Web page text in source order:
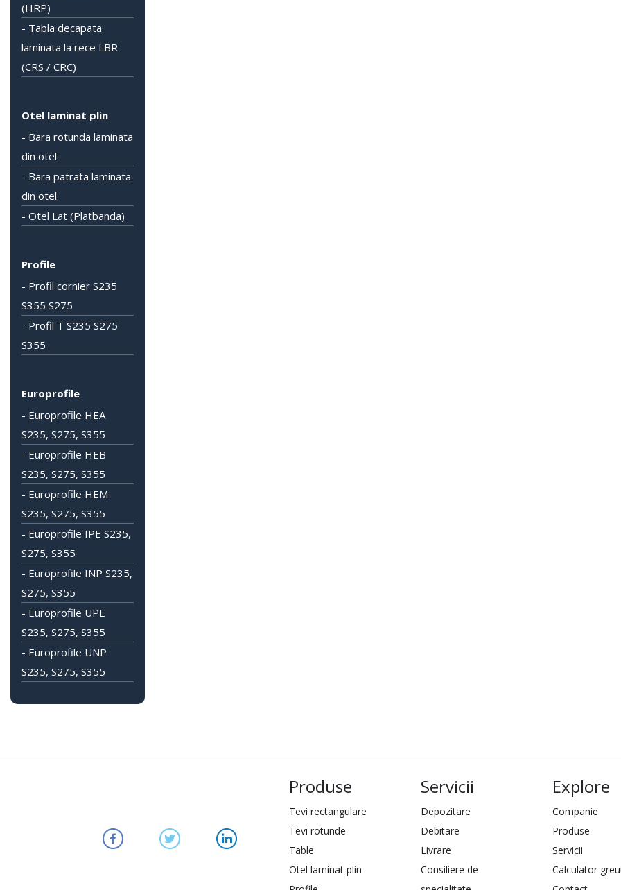
(HRP)
- Tabla decapata
laminata la rece LBR
(CRS / CRC)
Otel laminat plin
- Bara rotunda laminata
din otel
- Bara patrata laminata
din otel
- Otel Lat (Platbanda)
Profile
- Profil cornier S235
S355 S275
- Profil T S235 S275
S355
Europrofile
- Europrofile HEA
S235, S275, S355
- Europrofile HEB
S235, S275, S355
- Europrofile HEM
S235, S275, S355
- Europrofile IPE S235,
S275, S355
- Europrofile INP S235,
S275, S355
- Europrofile UPE
S235, S275, S355
- Europrofile UNP
S235, S275, S355
Produse
Tevi rectangulare
Tevi rotunde
Table
Otel laminat plin
Servicii
Depozitare
Debitare
Livrare
Consiliere de
Explore
Companie
Produse
Servicii
Calculator